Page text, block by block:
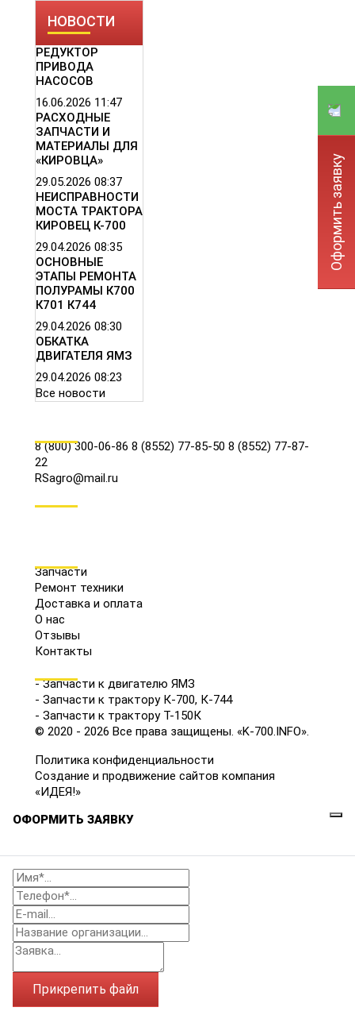
НОВОСТИ
РЕДУКТОР
ПРИВОДА
НАСОСОВ
16.06.2026 11:47
РАСХОДНЫЕ
ЗАПЧАСТИ И
МАТЕРИАЛЫ ДЛЯ
«КИРОВЦА»
29.05.2026 08:37
НЕИСПРАВНОСТИ
МОСТА ТРАКТОРА
КИРОВЕЦ К-700
29.04.2026 08:35
ОСНОВНЫЕ
ЭТАПЫ РЕМОНТА
ПОЛУРАМЫ К700
К701 К744
29.04.2026 08:30
ОБКАТКА
ДВИГАТЕЛЯ ЯМЗ
29.04.2026 08:23
Все новости
8 (800) 300-06-86 8 (8552) 77-85-50 8 (8552) 77-87-
22
RSagro@mail.ru
Запчасти
Ремонт техники
Доставка и оплата
О нас
Отзывы
Контакты
- Запчасти к двигателю ЯМЗ
- Запчасти к трактору К-700, К-744
- Запчасти к трактору Т-150К
© 2020 - 2026 Все права защищены. «K-700.INFO».
Политика конфиденциальности
Создание и продвижение сайтов компания
«ИДЕЯ!»
Оформить заявку
ОФОРМИТЬ ЗАЯВКУ
Прикрепить файл